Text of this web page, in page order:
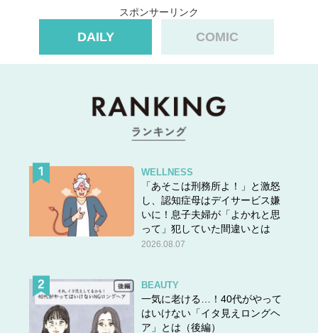
スポンサーリンク
DAILY COMIC
WELLNESS
「あそこは刑務所よ！」と激怒
し、認知症母はデイサービス嫌
いに！息子夫婦が「よかれと思
って」犯していた間違いとは
2026.08.07
BEAUTY
一気に老ける…！40代がやって
はいけない「イタ見えロングヘ
ア」とは（後編）